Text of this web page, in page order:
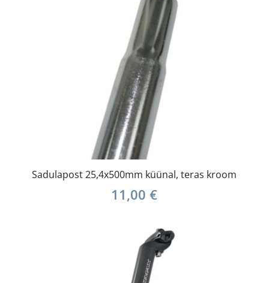
Sadulapost 25,4x500mm küünal, teras kroom
11,00 €